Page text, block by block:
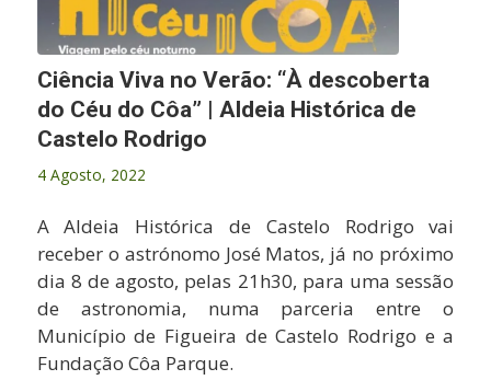
Ciência Viva no Verão: “À descoberta
do Céu do Côa” | Aldeia Histórica de
Castelo Rodrigo
4 Agosto, 2022
A Aldeia Histórica de Castelo Rodrigo vai
receber o astrónomo José Matos, já no próximo
dia 8 de agosto, pelas 21h30, para uma sessão
de astronomia, numa parceria entre o
Município de Figueira de Castelo Rodrigo e a
Fundação Côa Parque.